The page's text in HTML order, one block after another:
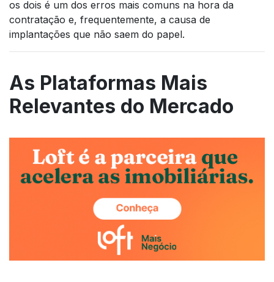
os dois é um dos erros mais comuns na hora da
contratação e, frequentemente, a causa de
implantações que não saem do papel.
As Plataformas Mais
Relevantes do Mercado